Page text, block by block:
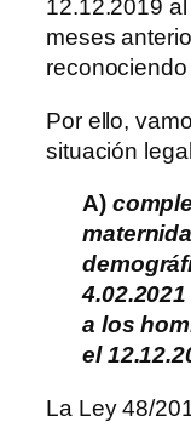
12.12.2019
meses
Por ello,
situación
A)
a los
el
La Ley 48/